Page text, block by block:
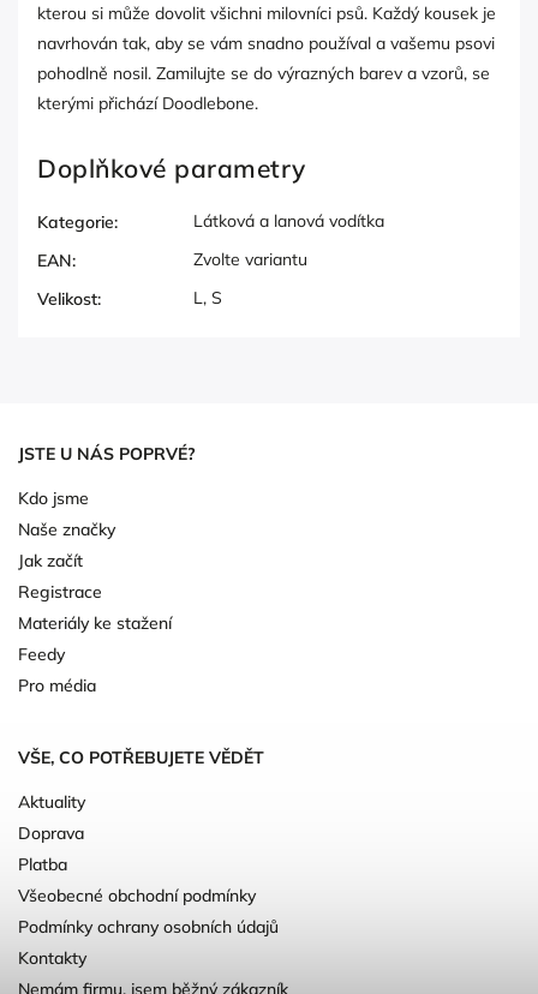
kterou si může dovolit všichni milovníci psů. Každý kousek je
navrhován tak, aby se vám snadno používal a vašemu psovi
pohodlně nosil. Zamilujte se do výrazných barev a vzorů, se
kterými přichází Doodlebone.
Doplňkové parametry
Kategorie:
Látková a lanová vodítka
EAN:
Zvolte variantu
Velikost: L, S
JSTE U NÁS POPRVÉ?
Kdo jsme
Naše značky
Jak začít
Registrace
Materiály ke stažení
Feedy
Pro média
VŠE, CO POTŘEBUJETE VĚDĚT
Aktuality
Doprava
Platba
Všeobecné obchodní podmínky
Podmínky ochrany osobních údajů
Kontakty
Nemám firmu, jsem běžný zákazník